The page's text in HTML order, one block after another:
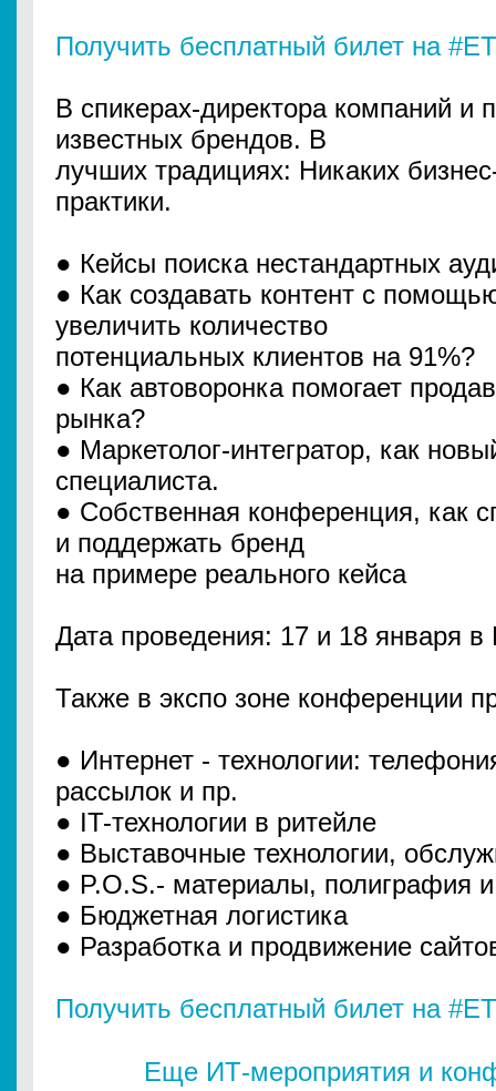
Получить бесплатный билет на
В ​​спикерах​​-​​директора​​ компаний ​​и​​
известных​​ брендов.​​ В
лучших​​ традициях: ​​Никаких
практики.
● Кейсы поиска нестандартных
● Как создавать контент с
увеличить количество
потенциальных клиентов на 91%?
● Как автоворонка помогает
рынка?
● Маркетолог-интегратор, как
специалиста.
● Собственная конференция, как
и поддержать бренд
на примере реального кейса
Дата проведения: 17 и 18 января в
Также​​ в​​ экспо зоне​​ конференции​​
● Интернет - технологии:
рассылок и пр.
● IT-технологии в ритейле
● Выставочные технологии,
● P.O.S.- материалы, полиграфия
● Бюджетная логистика
● Разработка и продвижение
Получить бесплатный билет на
Еще ИТ-мероприятия и